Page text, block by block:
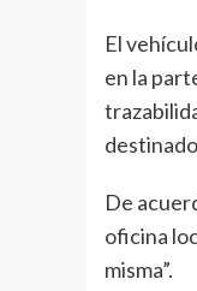
El
en la
De
oficina
misma”.